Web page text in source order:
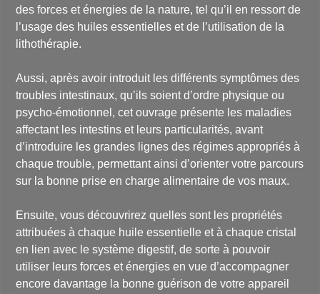
des forces et énergies de la nature, tel qu’il en ressort de
l’usage des huiles essentielles et de l’utilisation de la
lithothérapie.
Aussi, après avoir introduit les différents symptômes des
troubles intestinaux, qu’ils soient d’ordre physique ou
psycho-émotionnel, cet ouvrage présente les maladies
affectant les intestins et leurs particularités, avant
d’introduire les grandes lignes des régimes appropriés à
chaque trouble, permettant ainsi d’orienter votre parcours
sur la bonne prise en charge alimentaire de vos maux.
Ensuite, vous découvrirez quelles sont les propriétés
attribuées à chaque huile essentielle et à chaque cristal
en lien avec le système digestif, de sorte à pouvoir
utiliser leurs forces et énergies en vue d’accompagner
encore davantage la bonne guérison de votre appareil